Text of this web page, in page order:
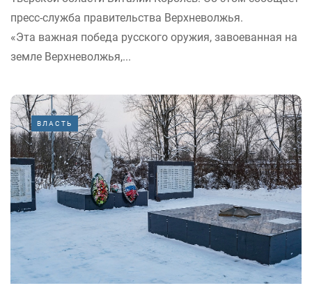
пресс-служба правительства Верхневолжья.
«Эта важная победа русского оружия, завоеванная на
земле Верхневолжья,...
ВЛАСТЬ